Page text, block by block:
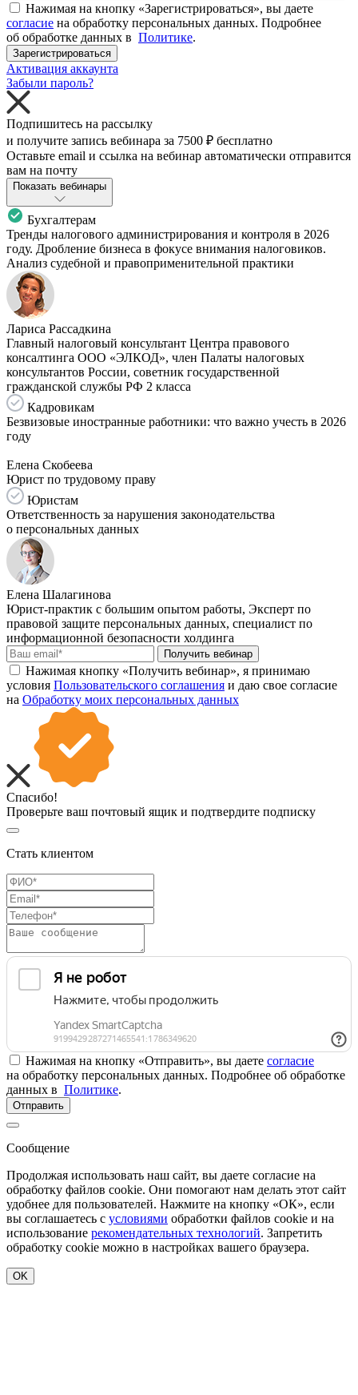
Нажимая на кнопку «Зарегистрироваться», вы даете
согласие на обработку персональных данных. Подробнее
об обработке данных в Политике.
Зарегистрироваться
Активация аккаунта
Забыли пароль?
Подпишитесь на рассылку
и получите запись вебинара за 7500 ₽ бесплатно
Оставьте email и ссылка на вебинар автоматически отправится
вам на почту
Показать вебинары
Бухгалтерам
Тренды налогового администрирования и контроля в 2026
году. Дробление бизнеса в фокусе внимания налоговиков.
Анализ судебной и правоприменительной практики
Лариса Рассадкина
Главный налоговый консультант Центра правового
консалтинга ООО «ЭЛКОД», член Палаты налоговых
консультантов России, советник государственной
гражданской службы РФ 2 класса
Кадровикам
Безвизовые иностранные работники: что важно учесть в 2026
году
Елена Скобеева
Юрист по трудовому праву
Юристам
Ответственность за нарушения законодательства
о персональных данных
Елена Шалагинова
Юрист-практик с большим опытом работы, Эксперт по
правовой защите персональных данных, специалист по
информационной безопасности холдинга
Получить вебинар
Нажимая кнопку «Получить вебинар», я принимаю
условия Пользовательского соглашения и даю свое согласие
на Обработку моих персональных данных
Спасибо!
Проверьте ваш почтовый ящик и подтвердите подписку
Стать клиентом
Нажимая на кнопку «Отправить», вы даете согласие
на обработку персональных данных. Подробнее об обработке
данных в Политике.
Отправить
Сообщение
Продолжая использовать наш сайт, вы даете согласие на
обработку файлов cookie. Они помогают нам делать этот сайт
удобнее для пользователей. Нажмите на кнопку «ОК», если
вы соглашаетесь с условиями обработки файлов cookie и на
использование рекомендательных технологий. Запретить
обработку cookie можно в настройках вашего браузера.
OK